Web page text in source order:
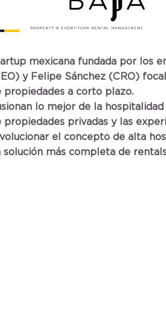
mexicana fundada por los
y Felipe Sánchez (CRO)
propiedades a corto plazo.
lo mejor de la
propiedades privadas y las
el concepto de alta
solución más completa de